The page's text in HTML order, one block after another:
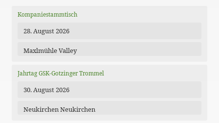
Kompaniestammtisch
28. August 2026
Maxlmühle Valley
Jahrtag GSK-Gotzinger Trommel
30. August 2026
Neukirchen Neukirchen